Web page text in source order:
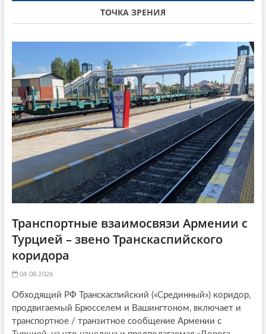
v
i
g
a
t
i
o
n
т
ь
я
:
ь
я
:
ТОЧКА ЗРЕНИЯ
Транспортные взаимосвязи Армении с
Турцией – звено Транскаспийского
коридора
04.08.2026
Обходящий РФ Транскаспийский («Срединный») коридор,
продвигаемый Брюсселем и Вашингтоном, включает и
транспортное / транзитное сообщение Армении с